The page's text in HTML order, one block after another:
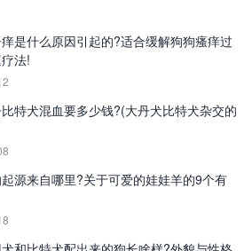
是什么原因引起的?适合缓解狗狗瘙痒过
法!
特犬混血要多少钱?(大丹犬比特犬杂交的
源来自哪里?关于可爱的娃娃羊的9个有